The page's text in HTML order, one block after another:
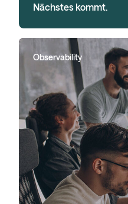
Nächstes kommt.
Observability